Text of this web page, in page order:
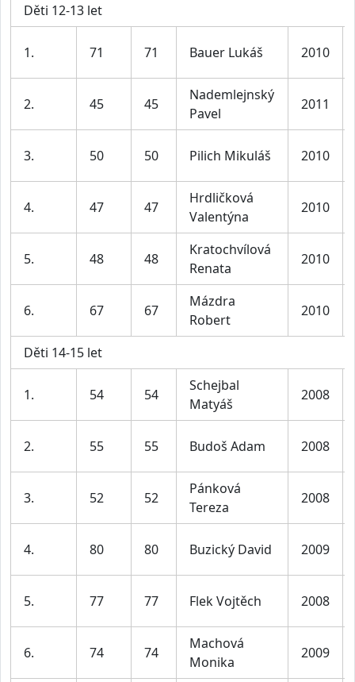
Děti 12-13 let
1. 71 71 Bauer Lukáš 2010
2. 45 45
Nademlejnský
Pavel
2011
3. 50 50 Pilich Mikuláš 2010
4. 47 47
Hrdličková
Valentýna
2010
5. 48 48
Kratochvílová
Renata
2010
6. 67 67
Mázdra
Robert
2010
Děti 14-15 let
1. 54 54
Schejbal
Matyáš
2008
2. 55 55 Budoš Adam 2008
3. 52 52
Pánková
Tereza
2008
4. 80 80 Buzický David 2009
5. 77 77 Flek Vojtěch 2008
6. 74 74
Machová
Monika
2009